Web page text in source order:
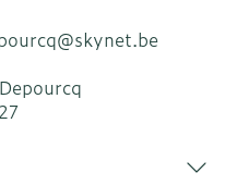
skynet.be